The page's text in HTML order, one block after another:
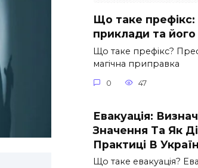
Що таке префікс:
приклади та його
Що таке префікс?
магічна приправка
0 47
Евакуація:
Значення Та Як
Практиці В
Що таке евакуація?